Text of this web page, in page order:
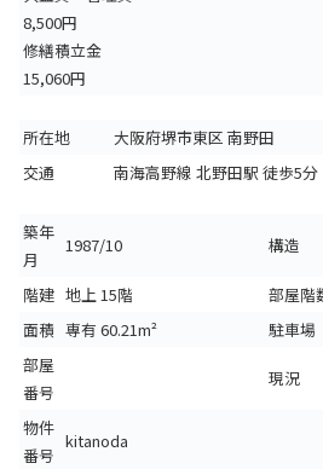
8,500円
修繕積立金
15,060円
所在地
大阪府堺市東区 南野田
交通
南海高野線 北野田駅 徒歩5分
築年
月
1987/10 構造
階建 地上 15階 部屋階
面積 専有 60.21m²
駐車場
部屋
番号
現況
物件
番号
kitanoda